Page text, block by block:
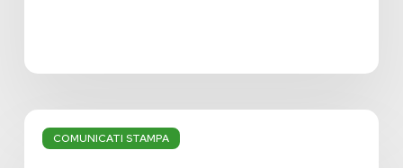
COMUNICATI STAMPA
Bilancio
regionale: